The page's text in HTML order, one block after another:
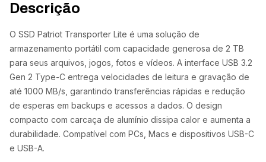
Descrição
O SSD Patriot Transporter Lite é uma solução de
armazenamento portátil com capacidade generosa de 2 TB
para seus arquivos, jogos, fotos e vídeos. A interface USB 3.2
Gen 2 Type-C entrega velocidades de leitura e gravação de
até 1000 MB/s, garantindo transferências rápidas e redução
de esperas em backups e acessos a dados. O design
compacto com carcaça de alumínio dissipa calor e aumenta a
durabilidade. Compatível com PCs, Macs e dispositivos USB-C
e USB-A.